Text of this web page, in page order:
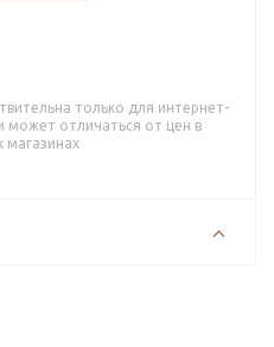
только для интернет-
может отличаться от цен в
магазинах